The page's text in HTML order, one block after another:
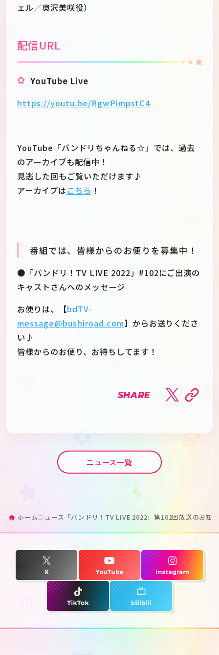
ェル／奥沢美咲役）
配信URL
YouTube Live
https://youtu.be/RgwPimpstC4
YouTube「バンドリちゃんねる☆」では、過去
のアーカイブも配信中！
見逃した回もご覧いただけます♪
アーカイブは こちら ！
番組では、皆様からのお便りを募集中！
●「バンドリ！TV LIVE 2022」#102にご出演の
キャストさんへのメッセージ
お便りは、【bdTV-
message@bushiroad.com】からお送りくださ
い♪
皆様からのお便り、お待ちしてます！
SHARE
ニュース一覧
ホームニュース 「バンドリ！TV LIVE 2022」第102回放送のお知